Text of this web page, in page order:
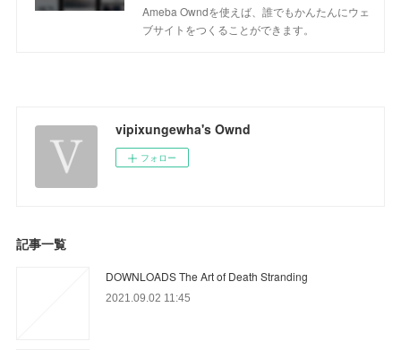
Ameba Owndを使えば、誰でもかんたんにウェ
ブサイトをつくることができます。
vipixungewha's Ownd
フォロー
記事一覧
DOWNLOADS The Art of Death Stranding
2021.09.02 11:45